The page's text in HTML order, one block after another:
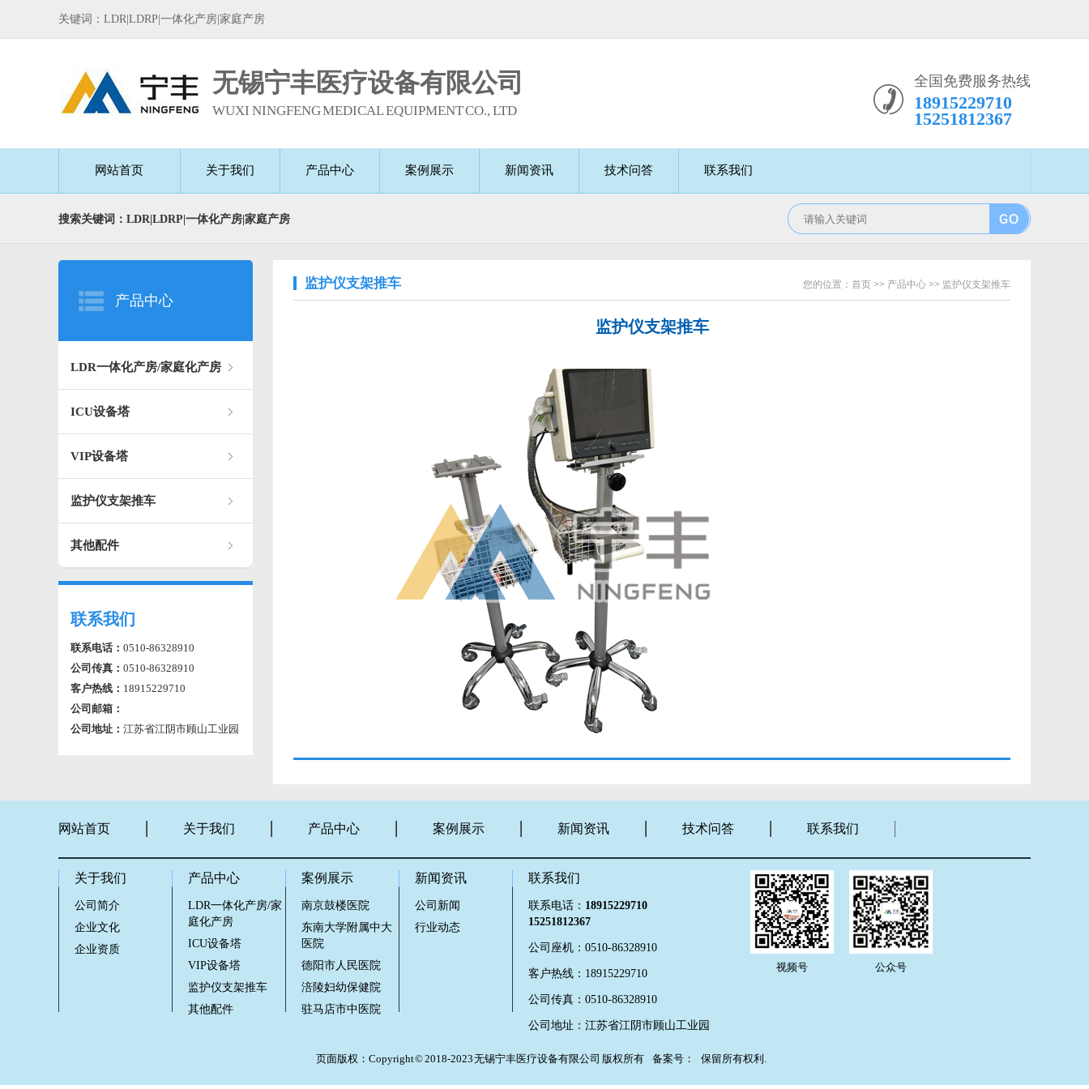
关键词：LDR|LDRP|一体化产房|家庭产房
无锡宁丰医疗设备有限公司
WUXI NINGFENG MEDICAL EQUIPMENT CO., LTD
全国免费服务热线
18915229710
15251812367
网站首页 关于我们 产品中心 案例展示 新闻资讯 技术问答 联系我们
搜索关键词：LDR|LDRP|一体化产房|家庭产房
产品中心
LDR一体化产房/家庭化产房
ICU设备塔
VIP设备塔
监护仪支架推车
其他配件
联系我们
联系电话： 0510-86328910
公司传真： 0510-86328910
客户热线： 18915229710
公司邮箱：
公司地址： 江苏省江阴市顾山工业园
监护仪支架推车 您的位置： 首页 >> 产品中心 >> 监护仪支架推车
监护仪支架推车
网站首页 关于我们 产品中心 案例展示 新闻资讯 技术问答 联系我们
关于我们
公司简介
企业文化
企业资质
产品中心
LDR一体化产房/家
庭化产房
ICU设备塔
VIP设备塔
监护仪支架推车
其他配件
案例展示
南京鼓楼医院
东南大学附属中大
医院
德阳市人民医院
涪陵妇幼保健院
驻马店市中医院
新闻资讯
公司新闻
行业动态
联系我们
联系电话： 18915229710
15251812367
公司座机：0510-86328910
客户热线：18915229710
公司传真：0510-86328910
公司地址：江苏省江阴市顾山工业园
视频号 公众号
页面版权：Copyright © 2018-2023 无锡宁丰医疗设备有限公司 版权所有 备案号： 保留所有权利.